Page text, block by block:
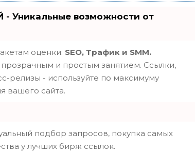
Уникальные возможности от
оценки: SEO, Трафик и SMM.
и простым занятием. Ссылки,
релизы - используйте по максимуму
вашего сайта.
подбор запросов, покупка самых
у лучших бирж ссылок.